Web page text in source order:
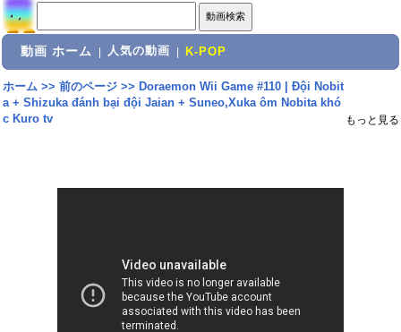
動画 ホーム 人気の動画 K-POP
ホーム>> 前のページ>> Doraemon Wii Game #110 | Đội Nobit
a + Shizuka đánh bại đội Jaian + Suneo,Xuka ôm Nobita khó
c Kuro tv
もっと見る